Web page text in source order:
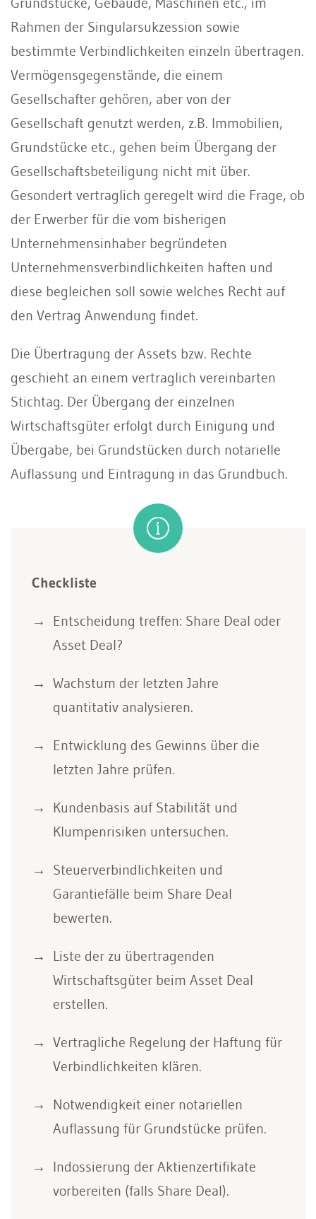
Rahmen der Singularsukzession sowie
bestimmte Verbindlichkeiten einzeln übertragen.
Vermögensgegenstände, die einem
Gesellschafter gehören, aber von der
Gesellschaft genutzt werden, z.B. Immobilien,
Grundstücke etc., gehen beim Übergang der
Gesellschaftsbeteiligung nicht mit über.
Gesondert vertraglich geregelt wird die Frage, ob
der Erwerber für die vom bisherigen
Unternehmensinhaber begründeten
Unternehmensverbindlichkeiten haften und
diese begleichen soll sowie welches Recht auf
den Vertrag Anwendung findet.
Die Übertragung der Assets bzw. Rechte
geschieht an einem vertraglich vereinbarten
Stichtag. Der Übergang der einzelnen
Wirtschaftsgüter erfolgt durch Einigung und
Übergabe, bei Grundstücken durch notarielle
Auflassung und Eintragung in das Grundbuch.
Checkliste
Entscheidung treffen: Share Deal oder
Asset Deal?
Wachstum der letzten Jahre
quantitativ analysieren.
Entwicklung des Gewinns über die
letzten Jahre prüfen.
Kundenbasis auf Stabilität und
Klumpenrisiken untersuchen.
Steuerverbindlichkeiten und
Garantiefälle beim Share Deal
bewerten.
Liste der zu übertragenden
Wirtschaftsgüter beim Asset Deal
erstellen.
Vertragliche Regelung der Haftung für
Verbindlichkeiten klären.
Notwendigkeit einer notariellen
Auflassung für Grundstücke prüfen.
Indossierung der Aktienzertifikate
vorbereiten (falls Share Deal).